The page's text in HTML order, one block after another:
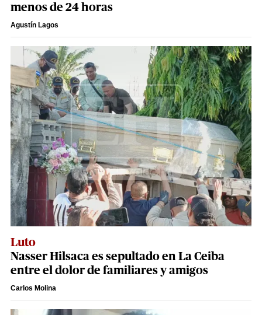
menos de 24 horas
Agustín Lagos
Luto
Nasser Hilsaca es sepultado en La Ceiba
entre el dolor de familiares y amigos
Carlos Molina